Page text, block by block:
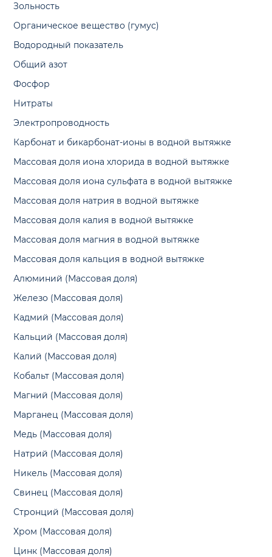
Зольность
Органическое вещество (гумус)
Водородный показатель
Общий азот
Фосфор
Нитраты
Электропроводность
Карбонат и бикарбонат-ионы в водной вытяжке
Массовая доля иона хлорида в водной вытяжке
Массовая доля иона сульфата в водной вытяжке
Массовая доля натрия в водной вытяжке
Массовая доля калия в водной вытяжке
Массовая доля магния в водной вытяжке
Массовая доля кальция в водной вытяжке
Алюминий (Массовая доля)
Железо (Массовая доля)
Кадмий (Массовая доля)
Кальций (Массовая доля)
Калий (Массовая доля)
Кобальт (Массовая доля)
Магний (Массовая доля)
Марганец (Массовая доля)
Медь (Массовая доля)
Натрий (Массовая доля)
Никель (Массовая доля)
Свинец (Массовая доля)
Стронций (Массовая доля)
Хром (Массовая доля)
Цинк (Массовая доля)